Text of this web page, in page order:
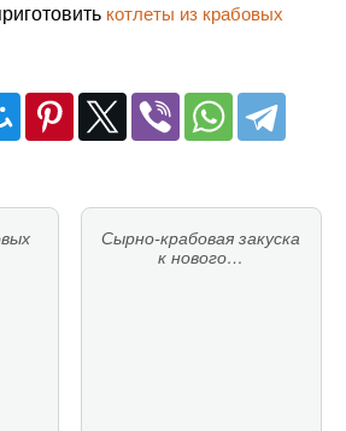
котлеты из крабовых
Сырно-крабовая закуска
к нового…